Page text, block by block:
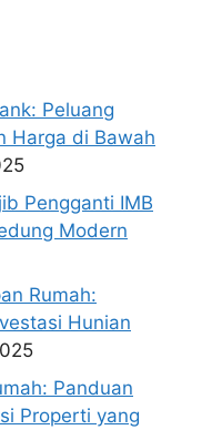
Peluang
Harga di Bawah
Pengganti IMB
Modern
Rumah:
Hunian
Panduan
Properti yang